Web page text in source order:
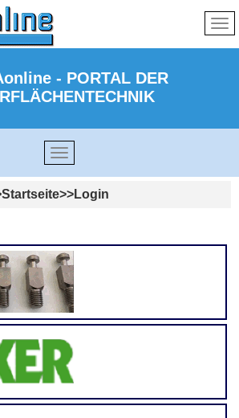
- PORTAL DER
Startseite Login